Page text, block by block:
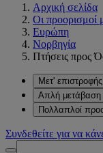
Αρχική σελίδα
Οι προορισμοί
Ευρώπη
Νορβηγία
Πτήσεις προς
Μετ' επιστροφής
Απλή μετάβαση
Πολλαπλοί
Συνδεθείτε για να